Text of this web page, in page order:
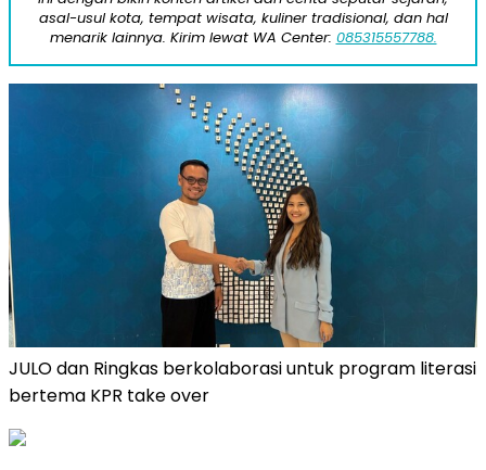
asal-usul kota, tempat wisata, kuliner tradisional, dan hal
menarik lainnya. Kirim lewat WA Center: 085315557788.
JULO dan Ringkas berkolaborasi untuk program literasi
bertema KPR take over